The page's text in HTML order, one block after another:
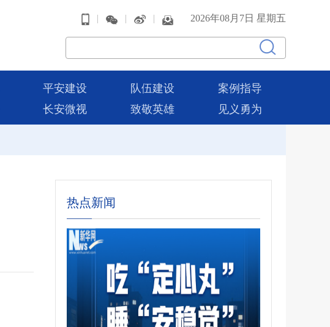
| | | 2026年08月7日 星期五
平安建设 队伍建设
案例指导
长安微视 致敬英雄 见义勇为
热点新闻